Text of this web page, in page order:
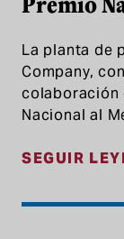
La planta de
Company,
colaboración
Nacional al
SEGUIR